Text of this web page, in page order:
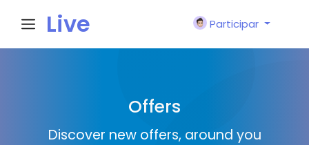
Live
n
Participar
Offers
Discover new offers, around you